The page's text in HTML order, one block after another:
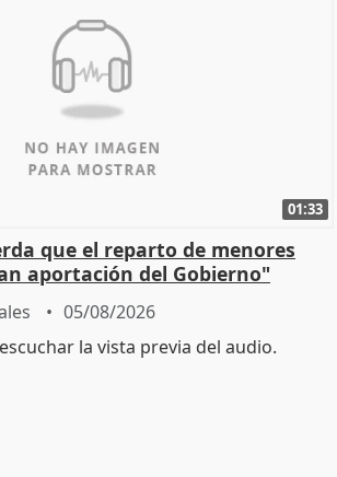
01:33
que el reparto de menores
aportación del Gobierno"
05/08/2026